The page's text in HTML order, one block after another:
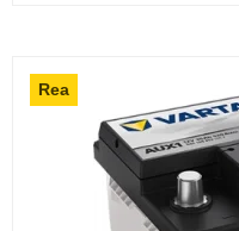
Rea